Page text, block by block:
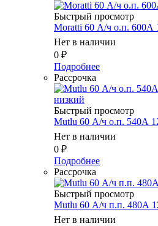
Быстрый просмотр
Moratti 60 А/ч о.п. 600А
Нет в наличии
0 ₽
Подробнее
Рассрочка
Быстрый просмотр
Mutlu 60 А/ч о.п. 540А
Нет в наличии
0 ₽
Подробнее
Рассрочка
Быстрый просмотр
Mutlu 60 А/ч п.п. 480А
Нет в наличии